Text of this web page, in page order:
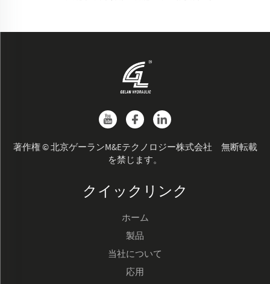
著作権 © 北京ゲーランM&Eテクノロジー株式会社 無断転載
を禁じます。
クイックリンク
ホーム
製品
当社について
応用